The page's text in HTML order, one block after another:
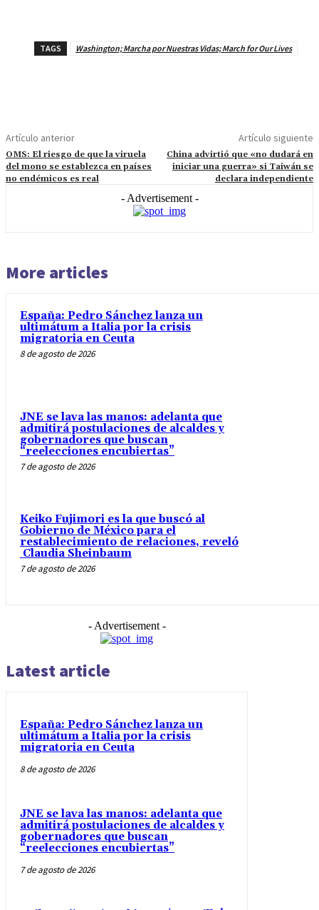
TAGS Washington; Marcha por Nuestras Vidas; March for Our Lives
Artículo anterior
OMS: El riesgo de que la viruela
del mono se establezca en países
no endémicos es real
Artículo siguiente
China advirtió que «no dudará en
iniciar una guerra» si Taiwán se
declara independiente
- Advertisement -
More articles
España: Pedro Sánchez lanza un
ultimátum a Italia por la crisis
migratoria en Ceuta
8 de agosto de 2026
JNE se lava las manos: adelanta que
admitirá postulaciones de alcaldes y
gobernadores que buscan
“reelecciones encubiertas”
7 de agosto de 2026
Keiko Fujimori es la que buscó al
Gobierno de México para el
restablecimiento de relaciones, reveló
Claudia Sheinbaum
7 de agosto de 2026
- Advertisement -
Latest article
España: Pedro Sánchez lanza un
ultimátum a Italia por la crisis
migratoria en Ceuta
8 de agosto de 2026
JNE se lava las manos: adelanta que
admitirá postulaciones de alcaldes y
gobernadores que buscan
“reelecciones encubiertas”
7 de agosto de 2026